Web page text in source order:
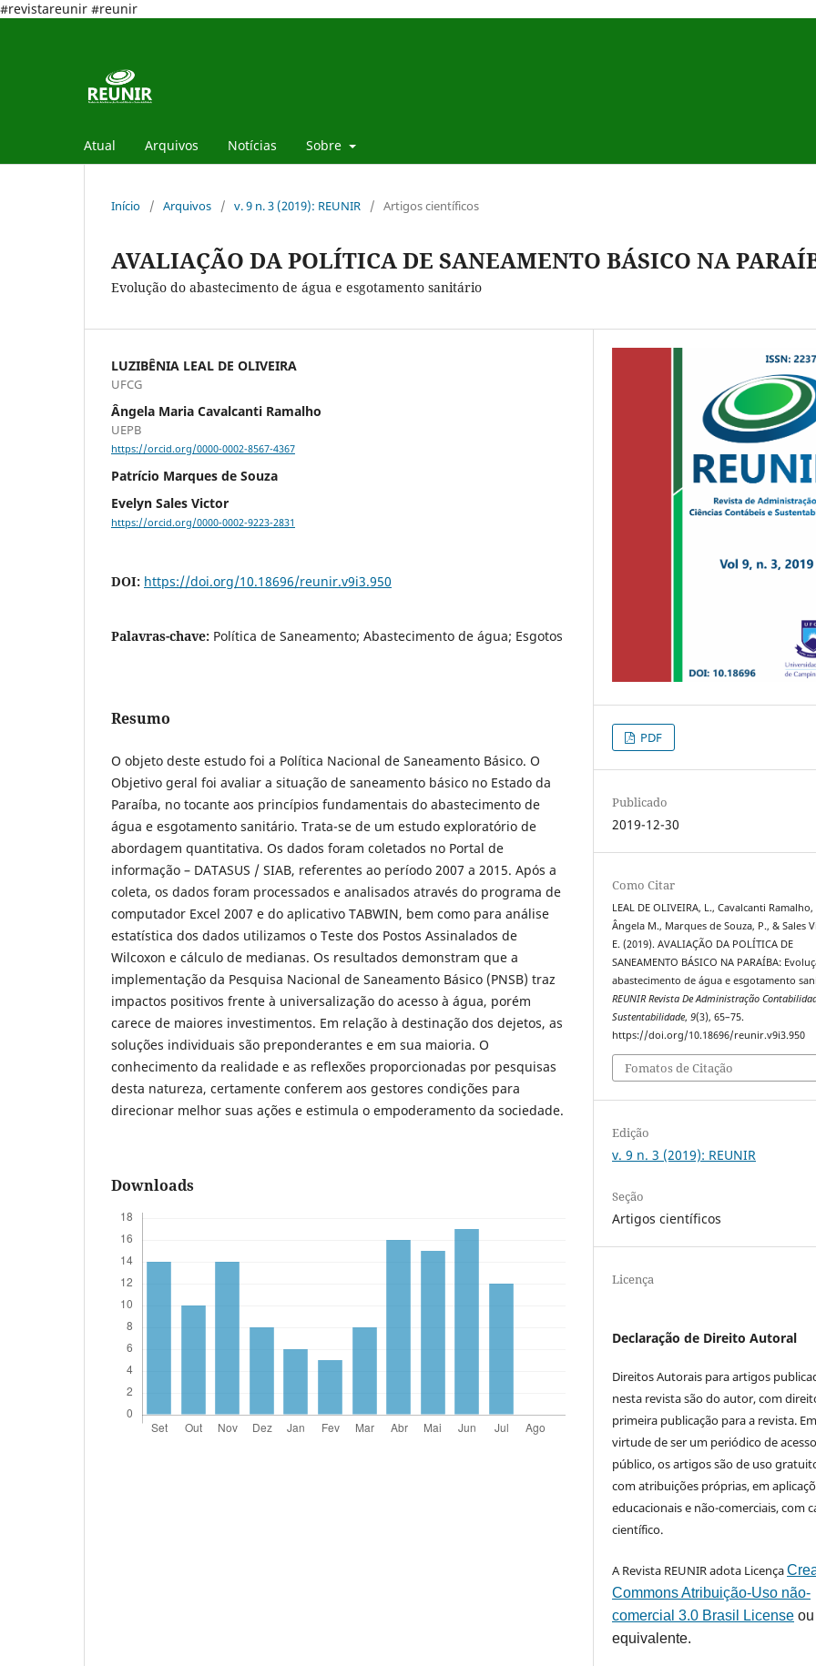
#revistareunir #reunir
Atual Arquivos Notícias Sobre
Início / Arquivos / v. 9 n. 3 (2019): REUNIR / Artigos científicos
AVALIAÇÃO DA POLÍTICA DE SANEAMENTO BÁSICO NA
Evolução do abastecimento de água e esgotamento sanitário
LUZIBÊNIA LEAL DE OLIVEIRA
UFCG
Ângela Maria Cavalcanti Ramalho
UEPB
https://orcid.org/0000-0002-8567-4367
Patrício Marques de Souza
Evelyn Sales Victor
https://orcid.org/0000-0002-9223-2831
DOI: https://doi.org/10.18696/reunir.v9i3.950
Palavras-chave: Política de Saneamento; Abastecimento de água; Esgotos
Resumo
O objeto deste estudo foi a Política Nacional de Saneamento Básico. O
Objetivo geral foi avaliar a situação de saneamento básico no Estado da
Paraíba, no tocante aos princípios fundamentais do abastecimento de
água e esgotamento sanitário. Trata-se de um estudo exploratório de
abordagem quantitativa. Os dados foram coletados no Portal de
informação – DATASUS / SIAB, referentes ao período 2007 a 2015. Após a
coleta, os dados foram processados e analisados através do programa de
computador Excel 2007 e do aplicativo TABWIN, bem como para análise
estatística dos dados utilizamos o Teste dos Postos Assinalados de
Wilcoxon e cálculo de medianas. Os resultados demonstram que a
implementação da Pesquisa Nacional de Saneamento Básico (PNSB) traz
impactos positivos frente à universalização do acesso à água, porém
carece de maiores investimentos. Em relação à destinação dos dejetos, as
soluções individuais são preponderantes e em sua maioria. O
conhecimento da realidade e as reflexões proporcionadas por pesquisas
desta natureza, certamente conferem aos gestores condições para
direcionar melhor suas ações e estimula o empoderamento da sociedade.
Downloads
PDF
Publicado
2019-12-30
Como Citar
LEAL DE OLIVEIRA, L., Cavalcanti Ramalho,
Ângela M., Marques de Souza, P., & Sales
E. (2019). AVALIAÇÃO DA POLÍTICA DE
SANEAMENTO BÁSICO NA PARAÍBA:
abastecimento de água e esgotamento
REUNIR Revista De Administração
Sustentabilidade,9(3), 65–75.
https://doi.org/10.18696/reunir.v9i3.950
Fomatos de Citação
Edição
v. 9 n. 3 (2019): REUNIR
Seção
Artigos científicos
Licença
Declaração de Direito Autoral
Direitos Autorais para artigos
nesta revista são do autor, com
primeira publicação para a revista. Em
virtude de ser um periódico de acesso
público, os artigos são de uso
com atribuições próprias, em
educacionais e não-comerciais, com
científico.
A Revista REUNIR adota Licença
Commons Atribuição-Uso não-
comercial 3.0 Brasil License
equivalente.